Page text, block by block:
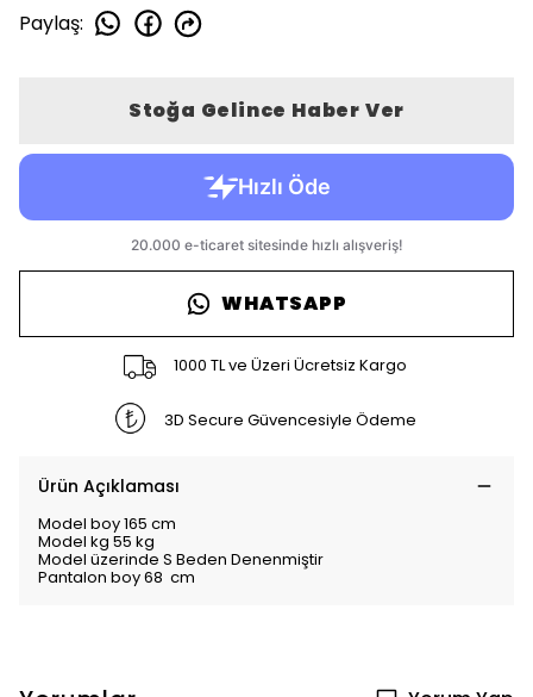
Paylaş:
Stoğa Gelince Haber Ver
WHATSAPP
1000 TL ve Üzeri Ücretsiz Kargo
3D Secure Güvencesiyle Ödeme
Ürün Açıklaması
Model boy 165 cm
Model kg 55 kg
Model üzerinde S Beden Denenmiştir
Pantalon boy 68 cm